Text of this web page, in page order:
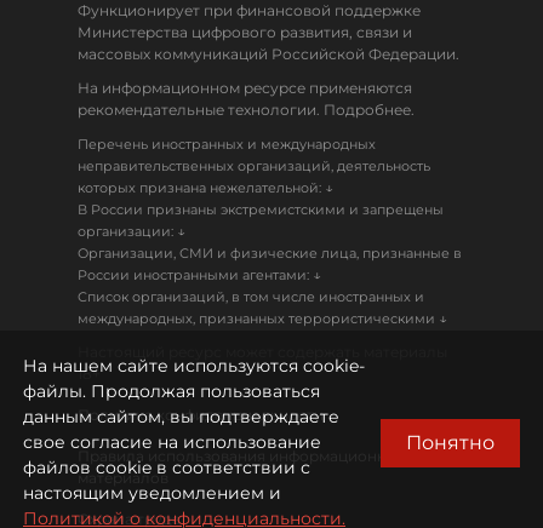
Функционирует при финансовой поддержке
Министерства цифрового развития, связи и
массовых коммуникаций Российской Федерации.
На информационном ресурсе применяются
рекомендательные технологии. Подробнее.
Перечень иностранных и международных
неправительственных организаций, деятельность
которых признана нежелательной: ↓
В России признаны экстремистскими и запрещены
организации: ↓
Организации, СМИ и физические лица, признанные в
России иностранными агентами: ↓
Список организаций, в том числе иностранных и
международных, признанных террористическими ↓
18+
Политика конфиденциальности
Правила использования информационных
материалов
Охрана труда
На нашем сайте используются cookie-
файлы. Продолжая пользоваться
данным сайтом, вы подтверждаете
свое согласие на использование
файлов cookie в соответствии с
настоящим уведомлением и
Политикой о конфиденциальности.
Понятно